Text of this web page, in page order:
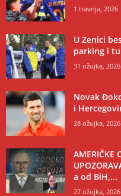
1 travnja, 2026
U Zenici
parking i
31 ožujka, 2026
Novak
i
28 ožujka, 2026
AMERIČKE
a od BiH,...
27 ožujka, 2026